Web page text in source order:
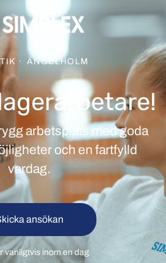
· ÄNGELHOLM
arbetsplats med goda
och en fartfylld
vardag.
ansökan
vanligtvis inom en dag